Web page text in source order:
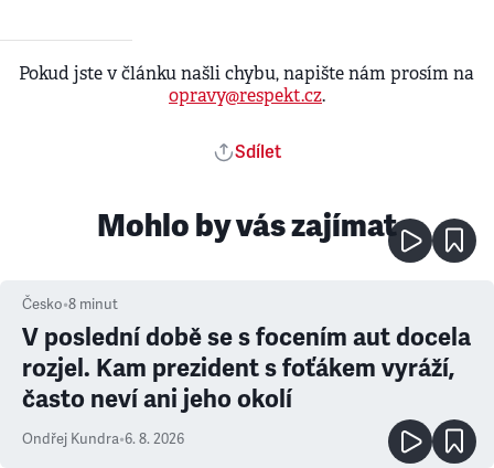
Pokud jste v článku našli chybu, napište nám prosím na
opravy@respekt.cz.
Sdílet
Mohlo by vás zajímat
Česko•8 minut
V poslední době se s focením aut docela
rozjel. Kam prezident s foťákem vyráží,
často neví ani jeho okolí
Ondřej Kundra•6. 8. 2026